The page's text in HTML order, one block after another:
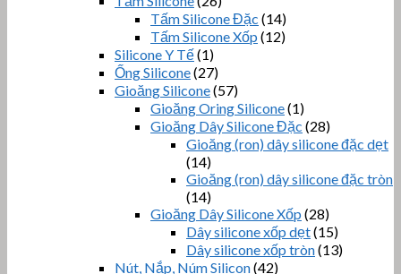
Tấm Silicone Đặc (14)
Tấm Silicone Xốp (12)
Silicone Y Tế(1)
Ống Silicone(27)
Gioăng Silicone(57)
Gioăng Oring Silicone(1)
Gioăng Dây Silicone Đặc (28)
Gioăng (ron) dây silicone đặc dẹt
(14)
Gioăng (ron) dây silicone đặc tròn
(14)
Gioăng Dây Silicone Xốp (28)
Dây silicone xốp dẹt(15)
Dây silicone xốp tròn(13)
Nút, Nắp, Núm Silicon(42)